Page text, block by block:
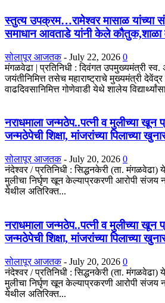
स्तुत्य उपक्रम…रामेश्वर मासाळ यांच्या
समाधान आवताडे यांनी केले कौतुक,शाळा व
सोलापूर आजतक - July 22, 2026 0
मंगळवेढा | प्रतिनिधी : दिवंगत उपमुख्यमंत्री स्व.
जयंतीनिमित्त तसेच महाराष्ट्राचे मुख्यमंत्री
वाढदिवसानिमित्त गोणेवाडी येथे शालेय
नराधमाला जन्मठेप..पत्नी व मुलीच्या
जन्मठेपेची शिक्षा, मांजरांच्या पिलाच्या
सोलापूर आजतक - July 20, 2026 0
नंदेश्वर / प्रतिनिधी : सिद्धनकेरी (ता. मंगळवेढा)
मुलीचा निर्घृण खून केल्याप्रकरणी आरोपी संजय
येथील अतिरिक्त...
नराधमाला जन्मठेप..पत्नी व मुलीच्या
जन्मठेपेची शिक्षा, मांजरांच्या पिलाच्या
सोलापूर आजतक - July 20, 2026 0
नंदेश्वर / प्रतिनिधी : सिद्धनकेरी (ता. मंगळवेढा)
मुलीचा निर्घृण खून केल्याप्रकरणी आरोपी संजय
येथील अतिरिक्त...